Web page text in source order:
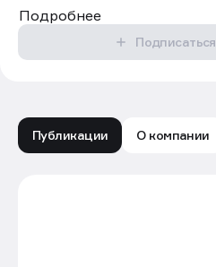
Подробнее
Подписаться
Публикации О компании